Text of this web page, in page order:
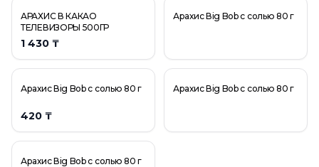
АРАХИС В КАКАО
ТЕЛЕВИЗОРЫ 500ГР
1 430 ₸
Арахис Вig Bob с солью 80 г
Арахис Вig Bob с солью 80 г
420 ₸
Арахис Вig Bob с солью 80 г
Арахис Вig Bob с солью 80 г